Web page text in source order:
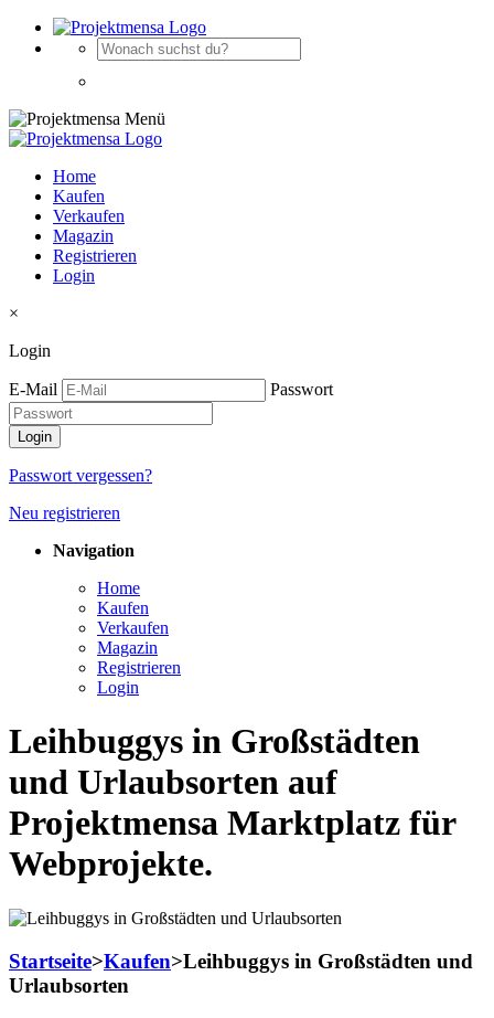
Home
Kaufen
Verkaufen
Magazin
Registrieren
Login
×
Login
E-Mail Passwort
Passwort vergessen?
Neu registrieren
Navigation
Home
Kaufen
Verkaufen
Magazin
Registrieren
Login
Leihbuggys in Großstädten
und Urlaubsorten auf
Projektmensa Marktplatz für
Webprojekte.
Startseite>Kaufen>Leihbuggys in Großstädten und
Urlaubsorten